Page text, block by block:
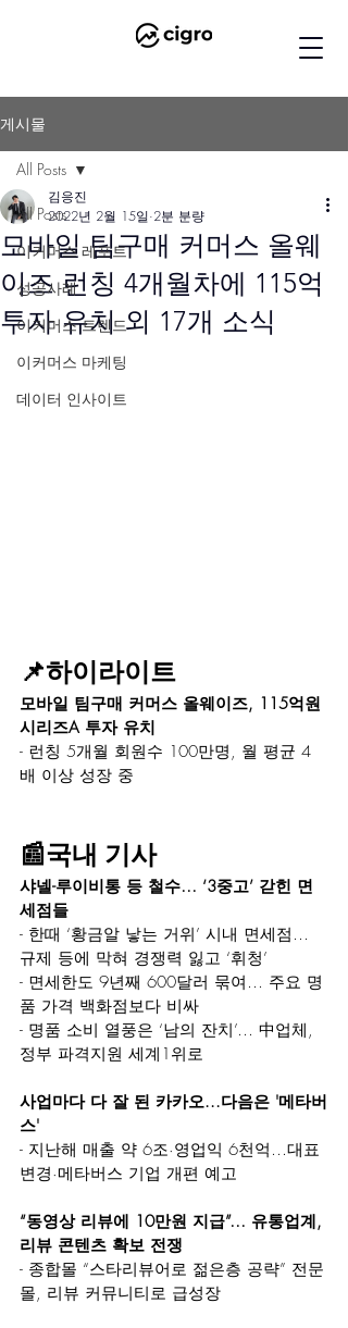
게시물
All Posts
이커머스 레포트
성공사례
이커머스 트렌드
이커머스 마케팅
데이터 인사이트
All Posts
모바일 팀구매 커머스 올웨
이즈 런칭 4개월차에 115억
투자 유치 외 17개 소식
김응진
2022년 2월 15일 2분 분량
📌하이라이트
모바일 팀구매 커머스 올웨이즈, 115억원
시리즈A 투자 유치
- 런칭 5개월 회원수 100만명, 월 평균 4
배 이상 성장 중
📰국내 기사
샤넬-루이비통 등 철수… ‘3중고’ 갇힌 면
세점들
- 한때 ‘황금알 낳는 거위’ 시내 면세점…
규제 등에 막혀 경쟁력 잃고 ‘휘청’
- 면세한도 9년째 600달러 묶여… 주요 명
품 가격 백화점보다 비싸
- 명품 소비 열풍은 ‘남의 잔치’… 中업체,
정부 파격지원 세계1위로
사업마다 다 잘 된 카카오...다음은 '메타버
스'
- 지난해 매출 약 6조·영업익 6천억…대표
변경·메타버스 기업 개편 예고
“동영상 리뷰에 10만원 지급”… 유통업계,
리뷰 콘텐츠 확보 전쟁
- 종합몰 “스타리뷰어로 젊은층 공략” 전문
몰, 리뷰 커뮤니티로 급성장